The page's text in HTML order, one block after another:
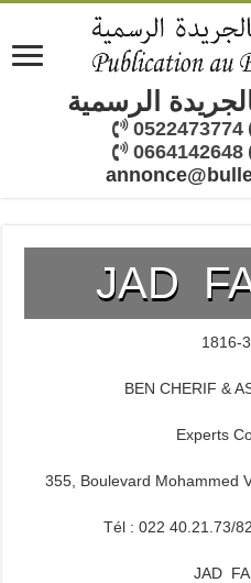
الرسمية
0522473774
0664142648
JAD
1816-
BEN CHERIF &
Experts
355, Boulevard Mohammed
Tél : 022 40.21.73/
JAD